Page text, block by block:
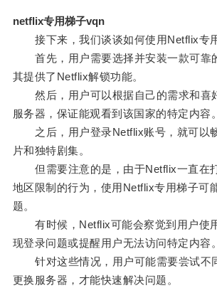
netflix专用梯子vqn
接下来，我们谈谈如何使用Netflix专用
首先，用户需要选择并安装一款可靠
其提供了Netflix解锁功能。
然后，用户可以根据自己的需求和喜
服务器，保证能观看到该国家的特定内容。
之后，用户登录Netflix账号，就可以
片和独特剧集。
但需要注意的是，由于Netflix一直在
地区限制的行为，使用Netflix专用梯子可
题。
有时候，Netflix可能会察觉到用户使
现登录问题或提醒用户无法访问特定内容。
针对这些情况，用户可能需要尝试不
更换服务器，才能快速解决问题。